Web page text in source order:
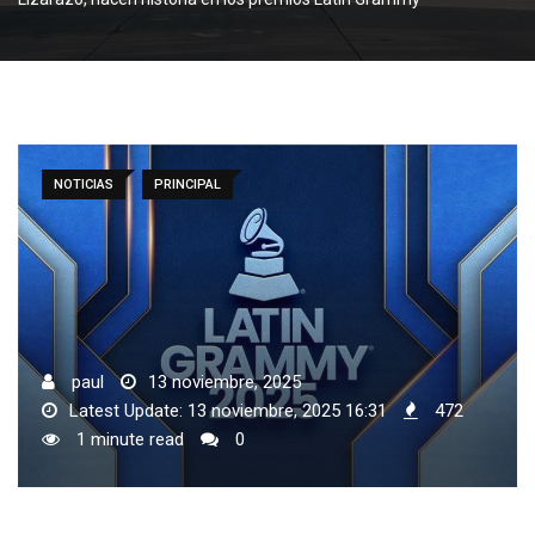
NOTICIAS PRINCIPAL
paul
13 noviembre, 2025
Latest Update: 13 noviembre, 2025 16:31
472
1 minute read
0